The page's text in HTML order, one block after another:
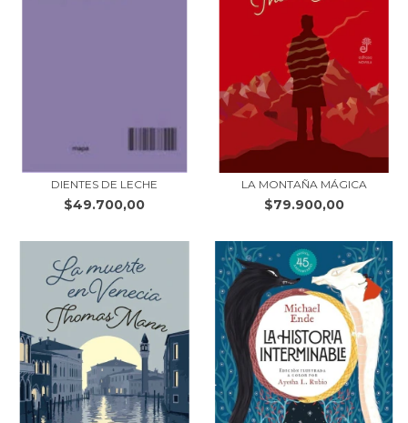
DIENTES DE LECHE
$49.700,00
LA MONTAÑA MÁGICA
$79.900,00